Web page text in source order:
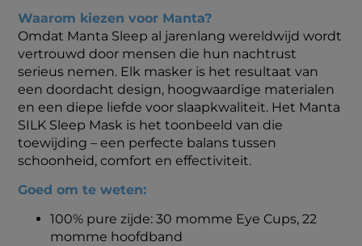
Waarom kiezen voor Manta?
Omdat Manta Sleep al jarenlang wereldwijd wordt
vertrouwd door mensen die hun nachtrust
serieus nemen. Elk masker is het resultaat van
een doordacht design, hoogwaardige materialen
en een diepe liefde voor slaapkwaliteit. Het Manta
SILK Sleep Mask is het toonbeeld van die
toewijding – een perfecte balans tussen
schoonheid, comfort en effectiviteit.
Goed om te weten:
100% pure zijde: 30 momme Eye Cups, 22
momme hoofdband